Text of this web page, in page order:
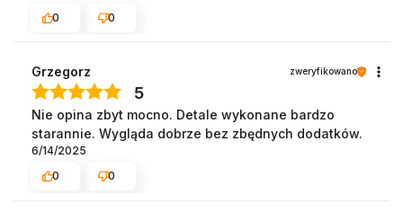
0
0
Grzegorz zweryfikowano
5
Nie opina zbyt mocno. Detale wykonane bardzo
starannie. Wygląda dobrze bez zbędnych dodatków.
6/14/2025
0
0